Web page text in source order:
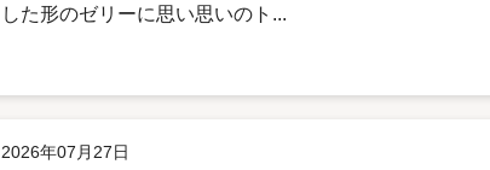
した形のゼリーに思い思いのト...
2026年07月27日